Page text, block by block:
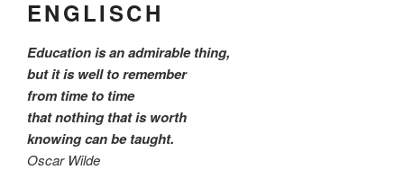
ENGLISCH
Education is an admirable thing,
but it is well to remember
from time to time
that nothing that is worth
knowing can be taught.
Oscar Wilde